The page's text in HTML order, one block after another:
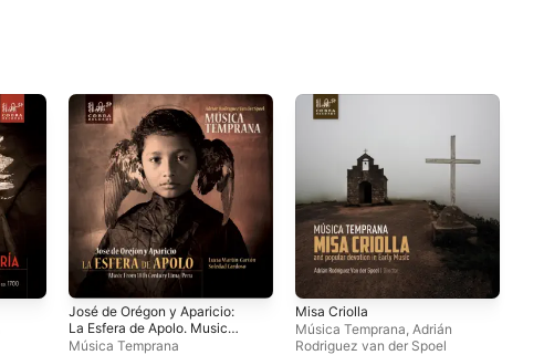
José de Orégon y Aparicio:
La Esfera de Apolo. Music
From 18th Century Lima,
Música Temprana
Misa Criolla
Música Temprana Adrián
Rodriguez van der Spoel